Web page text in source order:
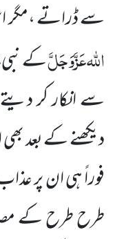
سے ڈراتے ،مگر
اللہعَزَّوَجَلَّکے نبی
سے انکار کر
دیکھنے کے بعد
فوراً ہی ان پر
طرح طرح کے